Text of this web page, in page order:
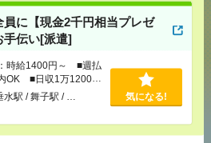
に【現金2千円相当プレゼ
手伝い[派遣]
時給1400円～ ■週払
OK ■日収1万1200円
駅 / 舞子駅 / … 気になる!
LINEで送る
ツイート ブックマーク
履歴からの